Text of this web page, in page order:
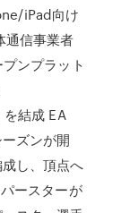
iPad向け
通信事業者
ンプラット
結成 ‎EA
ズンが開
し、頂点へ
ースターが